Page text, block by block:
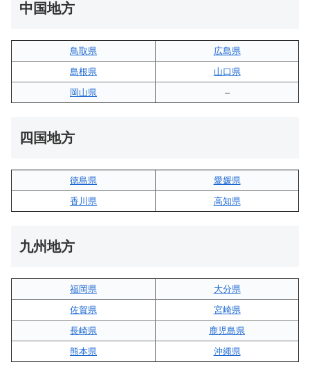
中国地方
鳥取県
広島県
島根県
山口県
岡山県
–
四国地方
徳島県
愛媛県
香川県
高知県
九州地方
福岡県
大分県
佐賀県
宮崎県
長崎県
鹿児島県
熊本県
沖縄県